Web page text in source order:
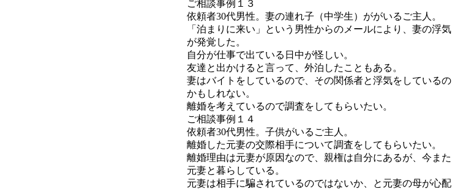
ご相談事例１３
依頼者30代男性。妻の連れ子（中学生）ががいるご主人。
「泊まりに来い」という男性からのメールにより、妻の浮気
が発覚した。
自分が仕事で出ている日中が怪しい。
友達と出かけると言って、外泊したこともある。
妻はバイトをしているので、その関係者と浮気をしているの
かもしれない。
離婚を考えているので調査をしてもらいたい。
ご相談事例１４
依頼者30代男性。子供がいるご主人。
離婚した元妻の交際相手について調査をしてもらいたい。
離婚理由は元妻が原因なので、親権は自分にあるが、今また
元妻と暮らしている。
元妻は相手に騙されているのではないか、と元妻の母が心配